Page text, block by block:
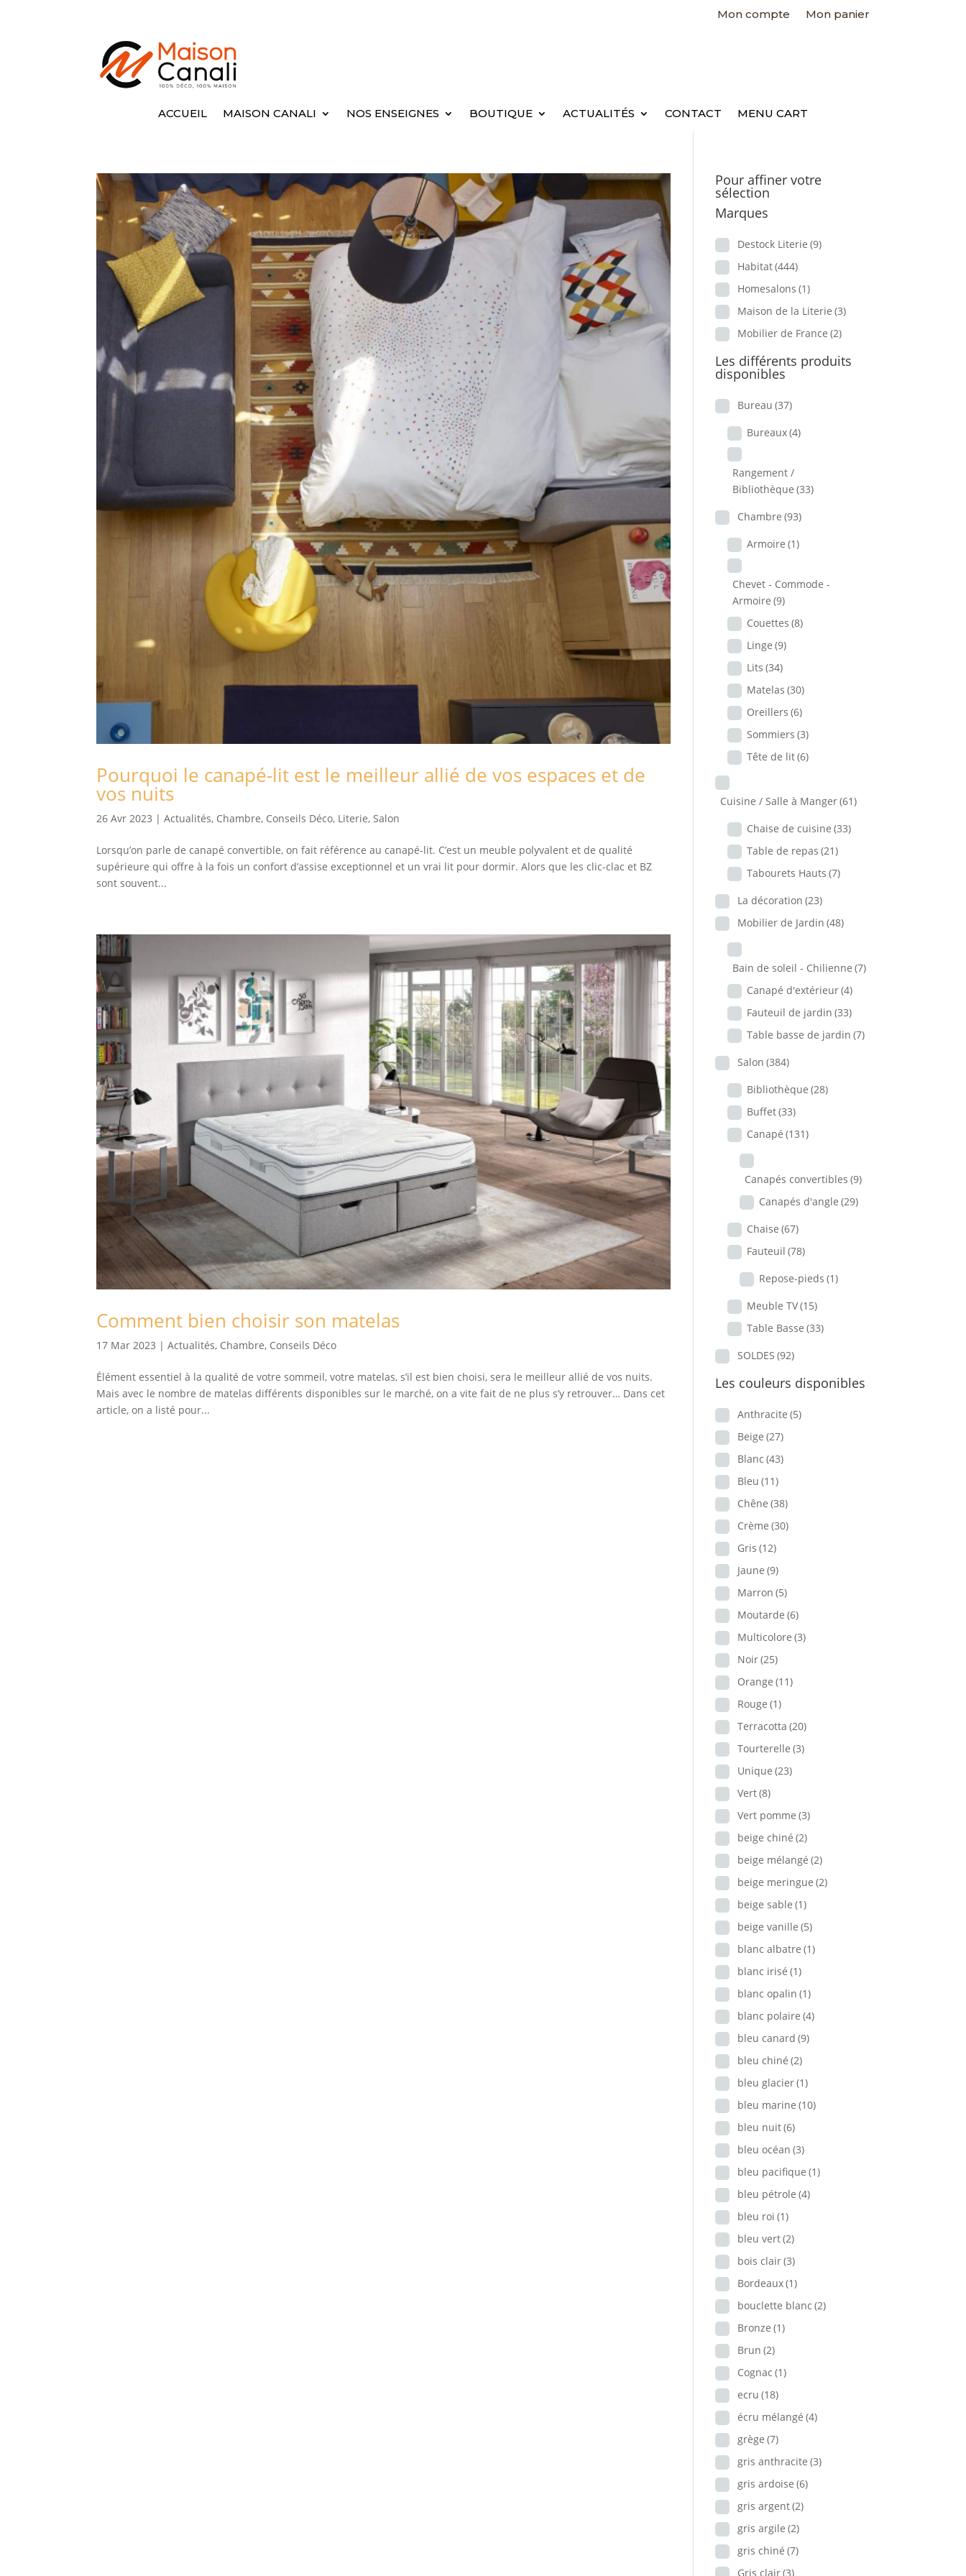
Mon compte Mon panier
ACCUEIL MAISON CANALI NOS ENSEIGNES BOUTIQUE ACTUALITÉS CONTACT MENU CART
Pourquoi le canapé-lit est le meilleur allié de vos espaces et de
vos nuits
26 Avr 2023 |Actualités, Chambre, Conseils Déco, Literie,Salon
Lorsqu’on parle de canapé convertible, on fait référence au canapé-lit. C’est un meuble polyvalent et de qualité
supérieure qui offre à la fois un confort d’assise exceptionnel et un vrai lit pour dormir. Alors que les clic-clac et BZ
sont souvent...
Comment bien choisir son matelas
17 Mar 2023 |Actualités, Chambre, Conseils Déco
Élément essentiel à la qualité de votre sommeil, votre matelas, s’il est bien choisi, sera le meilleur allié de vos nuits.
Mais avec le nombre de matelas différents disponibles sur le marché, on a vite fait de ne plus s’y retrouver… Dans cet
article, on a listé pour...
Pour affiner votre
sélection
Marques
Destock Literie (9)
Habitat(444)
Homesalons (1)
Maison de la Literie (3)
Mobilier de France (2)
Les différents produits
disponibles
Bureau (37)
Bureaux(4)
Rangement /
Bibliothèque (33)
Chambre (93)
Armoire (1)
Chevet - Commode -
Armoire (9)
Couettes (8)
Linge (9)
Lits (34)
Matelas (30)
Oreillers (6)
Sommiers (3)
Tête de lit(6)
Cuisine / Salle à Manger(61)
Chaise de cuisine (33)
Table de repas (21)
Tabourets Hauts (7)
La décoration (23)
Mobilier de Jardin (48)
Bain de soleil - Chilienne (7)
Canapé d'extérieur(4)
Fauteuil de jardin (33)
Table basse de jardin (7)
Salon (384)
Bibliothèque (28)
Buffet(33)
Canapé (131)
Canapés convertibles (9)
Canapés d'angle (29)
Chaise (67)
Fauteuil (78)
Repose-pieds (1)
Meuble TV(15)
Table Basse (33)
SOLDES (92)
Les couleurs disponibles
Anthracite (5)
Beige (27)
Blanc (43)
Bleu (11)
Chêne (38)
Crème (30)
Gris (12)
Jaune (9)
Marron (5)
Moutarde (6)
Multicolore (3)
Noir(25)
Orange (11)
Rouge (1)
Terracotta (20)
Tourterelle (3)
Unique (23)
Vert(8)
Vert pomme (3)
beige chiné (2)
beige mélangé (2)
beige meringue (2)
beige sable (1)
beige vanille (5)
blanc albatre (1)
blanc irisé (1)
blanc opalin (1)
blanc polaire (4)
bleu canard (9)
bleu chiné (2)
bleu glacier(1)
bleu marine (10)
bleu nuit(6)
bleu océan (3)
bleu pacifique (1)
bleu pétrole (4)
bleu roi (1)
bleu vert(2)
bois clair(3)
Bordeaux(1)
bouclette blanc (2)
Bronze (1)
Brun (2)
Cognac (1)
ecru (18)
écru mélangé (4)
grège (7)
gris anthracite (3)
gris ardoise (6)
gris argent(2)
gris argile (2)
gris chiné (7)
Gris clair(3)